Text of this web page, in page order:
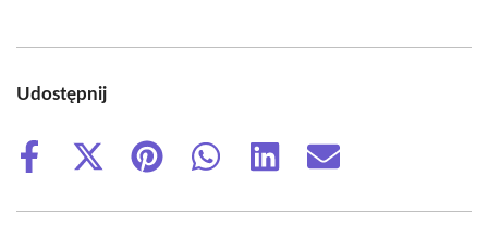
Udostępnij
Share
Share
(Twitter)
Share
Share
Share
Share